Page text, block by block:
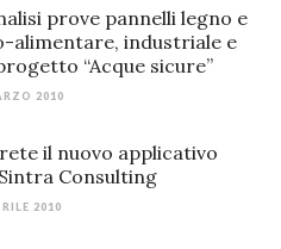
prove pannelli legno e
alimentare, industriale e
“Acque sicure”
2010
il nuovo applicativo
Consulting
2010